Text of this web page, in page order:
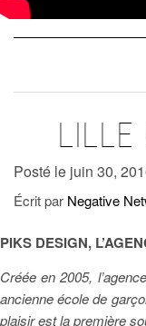
LILLE
Posté le juin 30,
Écrit par Negative
PIKS DESIGN,
Créée en 2005,
ancienne école de
plaisir est la première